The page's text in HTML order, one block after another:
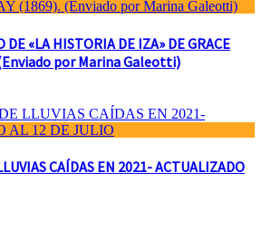
DE «LA HISTORIA DE IZA» DE GRACE
(Enviado por Marina Galeotti)
CAÍDAS EN 2021- ACTUALIZADO